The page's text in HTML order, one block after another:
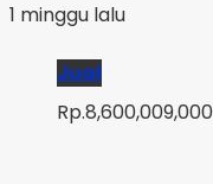
1 minggu lalu
Jual
Rp.8,600,009,000